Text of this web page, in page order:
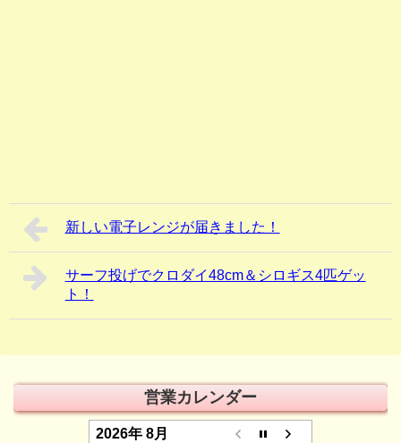
新しい電子レンジが届きました！
サーフ投げでクロダイ48cm＆シロギス4匹ゲッ
ト！
営業カレンダー
2026年 8月